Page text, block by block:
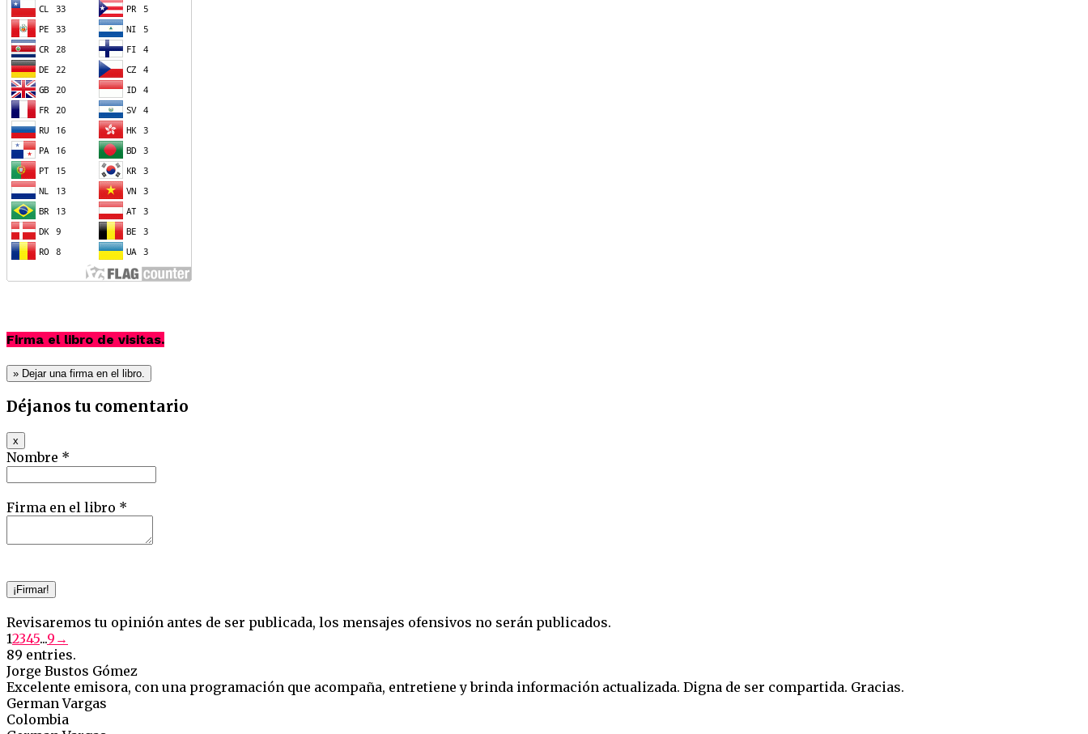
Firma el libro de visitas.
Déjanos tu comentario
x
this
form.
Nombre *
Firma en el libro *
Revisaremos tu opinión antes de ser publicada, los mensajes ofensivos no serán publicados.
Guestbook
list
navigation
12345...9 →
89 entries.
Jorge Bustos Gómez
Excelente emisora, con una programación que acompaña, entretiene y brinda información actualizada. Digna de ser compartida. Gracias.
German Vargas
Colombia